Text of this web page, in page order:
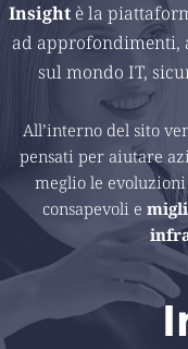
Insight è la
ad approfondimenti,
sul mondo IT,
All’interno del sito
pensati per aiutare
meglio le
consapevoli e